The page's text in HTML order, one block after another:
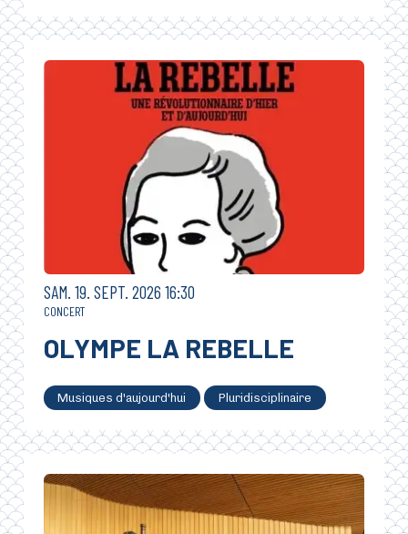
SAMEDI
SAM. 19. SEPTEMBRE
SEPT. 2026 16:30
CONCERT
OLYMPE LA REBELLE
Musiques d'aujourd'hui Pluridisciplinaire